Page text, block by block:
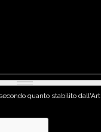
quanto stabilito